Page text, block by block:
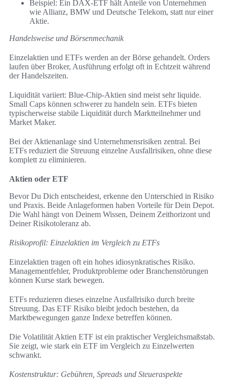
Beispiel: Ein DAX-ETF hält Anteile von Unternehmen
wie Allianz, BMW und Deutsche Telekom, statt nur einer
Aktie.
Handelsweise und Börsenmechanik
Einzelaktien und ETFs werden an der Börse gehandelt. Orders
laufen über Broker, Ausführung erfolgt oft in Echtzeit während
der Handelszeiten.
Liquidität variiert: Blue-Chip-Aktien sind meist sehr liquide.
Small Caps können schwerer zu handeln sein. ETFs bieten
typischerweise stabile Liquidität durch Marktteilnehmer und
Market Maker.
Bei der Aktienanlage sind Unternehmensrisiken zentral. Bei
ETFs reduziert die Streuung einzelne Ausfallrisiken, ohne diese
komplett zu eliminieren.
Aktien oder ETF
Bevor Du Dich entscheidest, erkenne den Unterschied in Risiko
und Praxis. Beide Anlageformen haben Vorteile für Dein Depot.
Die Wahl hängt von Deinem Wissen, Deinem Zeithorizont und
Deiner Risikotoleranz ab.
Risikoprofil: Einzelaktien im Vergleich zu ETFs
Einzelaktien tragen oft ein hohes idiosynkratisches Risiko.
Managementfehler, Produktprobleme oder Branchenstörungen
können Kurse stark bewegen.
ETFs reduzieren dieses einzelne Ausfallrisiko durch breite
Streuung. Das ETF Risiko bleibt jedoch bestehen, da
Marktbewegungen ganze Indexe betreffen können.
Die Volatilität Aktien ETF ist ein praktischer Vergleichsmaßstab.
Sie zeigt, wie stark ein ETF im Vergleich zu Einzelwerten
schwankt.
Kostenstruktur: Gebühren, Spreads und Steueraspekte